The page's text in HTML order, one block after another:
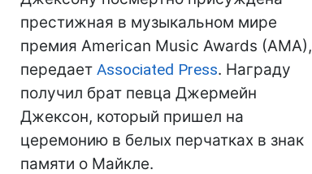
престижная в музыкальном мире
премия American Music Awards (AMA),
передает Associated Press. Награду
получил брат певца Джермейн
Джексон, который пришел на
церемонию в белых перчатках в знак
памяти о Майкле.